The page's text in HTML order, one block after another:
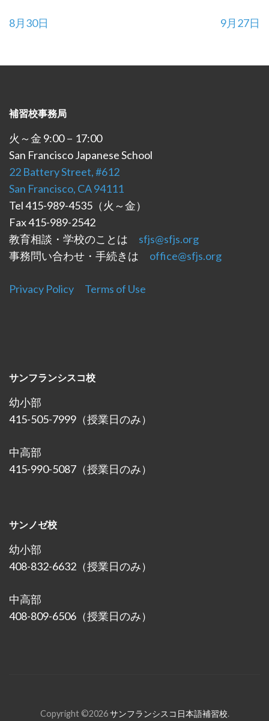
投
ビ
ー
シ
ョ
ン
8月30日 9月27日
補習校事務局
火～金 9:00－17:00
San Francisco Japanese School
22 Battery Street, #612
San Francisco, CA 94111
Tel 415-989-4535（火～金）
Fax 415-989-2542
教育相談・学校のことは sfjs@sfjs.org
事務問い合わせ・手続きは office@sfjs.org
Privacy Policy Terms of Use
サンフランシスコ校
幼小部
415-505-7999（授業日のみ）
中高部
415-990-5087（授業日のみ）
サンノゼ校
幼小部
408-832-6632（授業日のみ）
中高部
408-809-6506（授業日のみ）
Copyright ©2026サンフランシスコ日本語補習校.